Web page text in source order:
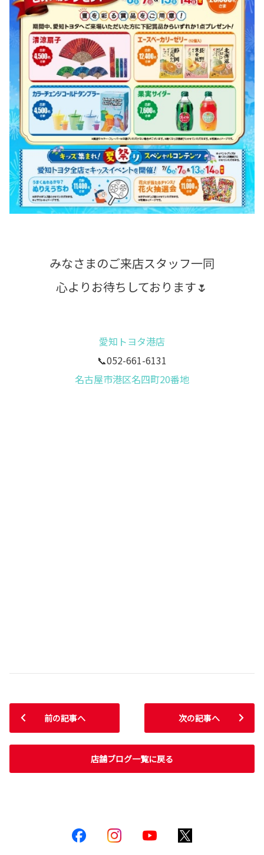
みなさまのご来店スタッフ一同
心よりお待ちしております🌷
愛知トヨタ港店
📞052-661-6131
名古屋市港区名四町20番地
前の記事へ
店舗ブログ一覧に戻る
次の記事へ